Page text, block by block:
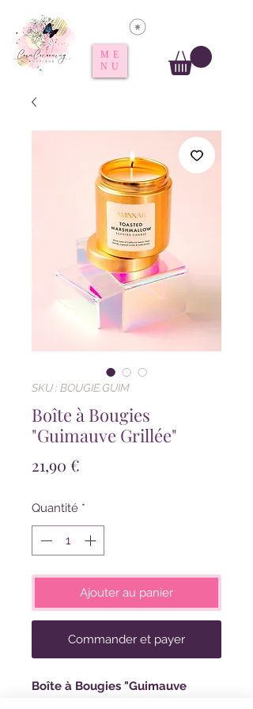
ME
NU
SKU : BOUGIE.GUIM
Boîte à Bougies
"Guimauve Grillée"
21,90 €
Quantité *
Ajouter au panier
Commander et payer
Boîte à Bougies "Guimauve